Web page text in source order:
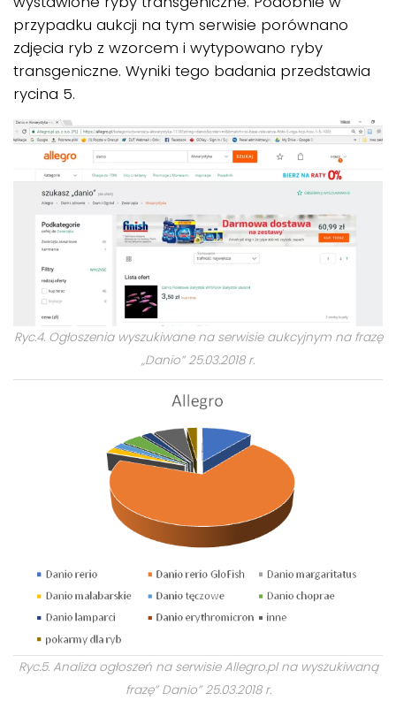
przypadku aukcji na tym serwisie porównano
zdjęcia ryb z wzorcem i wytypowano ryby
transgeniczne. Wyniki tego badania przedstawia
rycina 5.
Ryc.4. Ogłoszenia wyszukiwane na serwisie aukcyjnym na frazę
„Danio” 25.03.2018 r.
Ryc.5. Analiza ogłoszeń na serwisie Allegro.pl na wyszukiwaną
frazę” Danio” 25.03.2018 r.